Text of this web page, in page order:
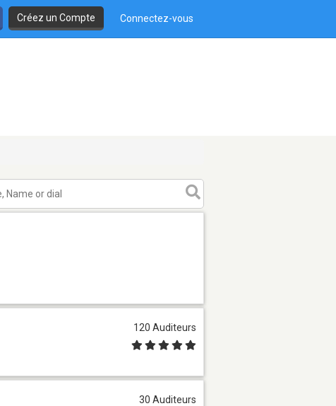
Créez un Compte Connectez-vous
120 Auditeurs
30 Auditeurs